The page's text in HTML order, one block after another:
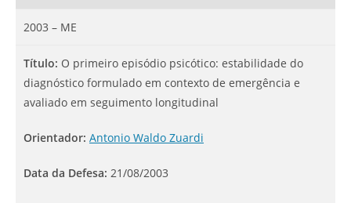
2003 – ME
Título: O primeiro episódio psicótico: estabilidade do
diagnóstico formulado em contexto de emergência e
avaliado em seguimento longitudinal
Orientador: Antonio Waldo Zuardi
Data da Defesa: 21/08/2003